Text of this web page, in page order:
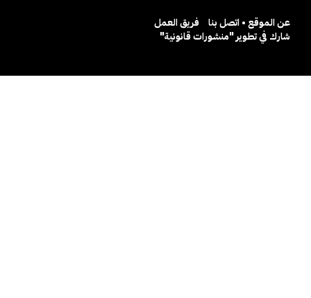
عن الموقع • اتصل بنا
فريق العمل
شارك في تطوير "منشورات قانونية"